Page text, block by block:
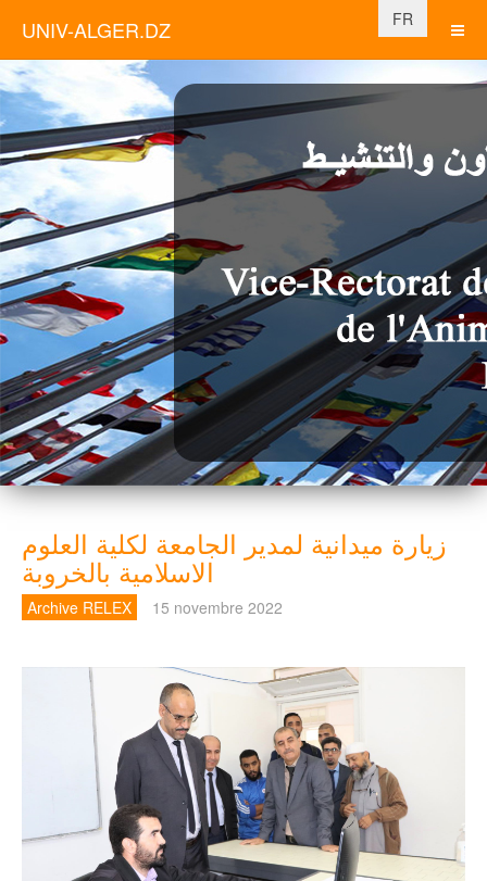
UNIV-ALGER.DZ
Sélectionnez
FR
زيارة ميدانية لمدير الجامعة لكلية العلوم
الاسلامية بالخروبة
Archive RELEX 15 novembre 2022